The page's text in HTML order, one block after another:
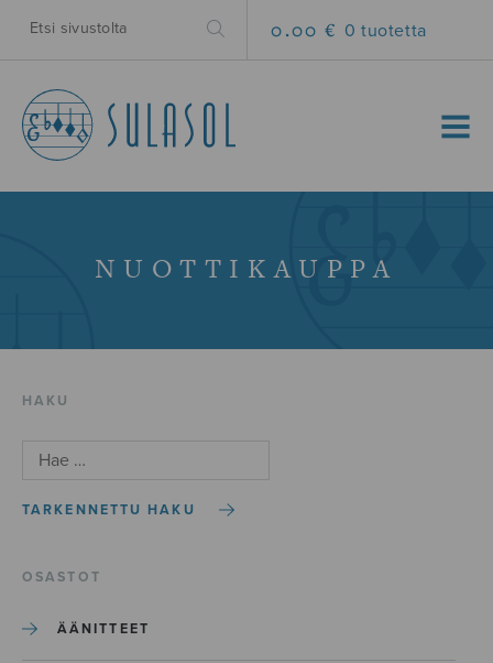
0.00 € 0 tuotetta
MENU
NUOTTIKAUPPA
HAKU
TARKENNETTU HAKU
OSASTOT
ÄÄNITTEET